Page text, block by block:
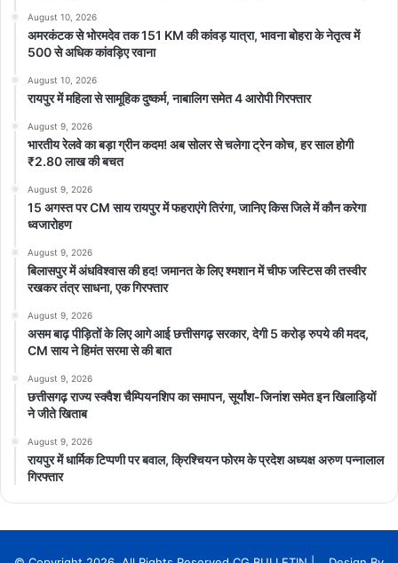
August 10, 2026
अमरकंटक से भोरमदेव तक 151 KM की कांवड़ यात्रा, भावना बोहरा के नेतृत्व में
500 से अधिक कांवड़िए रवाना
August 10, 2026
रायपुर में महिला से सामूहिक दुष्कर्म, नाबालिग समेत 4 आरोपी गिरफ्तार
August 9, 2026
भारतीय रेलवे का बड़ा ग्रीन कदम! अब सोलर से चलेगा ट्रेन कोच, हर साल होगी
₹2.80 लाख की बचत
August 9, 2026
15 अगस्त पर CM साय रायपुर में फहराएंगे तिरंगा, जानिए किस जिले में कौन करेगा
ध्वजारोहण
August 9, 2026
बिलासपुर में अंधविश्वास की हद! जमानत के लिए श्मशान में चीफ जस्टिस की तस्वीर
रखकर तंत्र साधना, एक गिरफ्तार
August 9, 2026
असम बाढ़ पीड़ितों के लिए आगे आई छत्तीसगढ़ सरकार, देगी 5 करोड़ रुपये की मदद,
CM साय ने हिमंत सरमा से की बात
August 9, 2026
छत्तीसगढ़ राज्य स्क्वैश चैम्पियनशिप का समापन, सूर्यांश-जिनांश समेत इन खिलाड़ियों
ने जीते खिताब
August 9, 2026
रायपुर में धार्मिक टिप्पणी पर बवाल, क्रिश्चियन फोरम के प्रदेश अध्यक्ष अरुण पन्नालाल
गिरफ्तार